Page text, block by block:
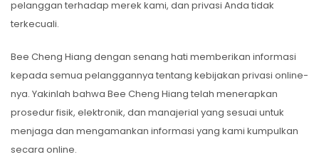
pelanggan terhadap merek kami, dan privasi Anda tidak
terkecuali.
Bee Cheng Hiang dengan senang hati memberikan informasi
kepada semua pelanggannya tentang kebijakan privasi online-
nya. Yakinlah bahwa Bee Cheng Hiang telah menerapkan
prosedur fisik, elektronik, dan manajerial yang sesuai untuk
menjaga dan mengamankan informasi yang kami kumpulkan
secara online.